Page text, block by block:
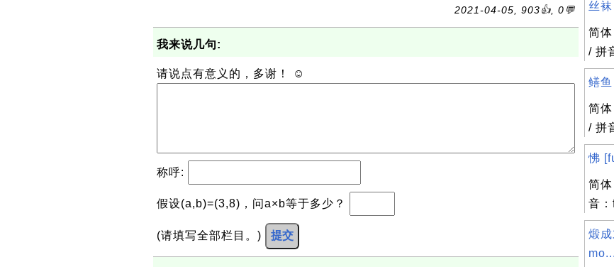
2021-04-05, 903👍, 0💬
我来说几句:
请说点有意义的，多谢！ ☺
称呼:
假设(a,b)=(3,8)，问a×b等于多少？
(请填写全部栏目。) 提交
丝
简
/ 拼
鳝
简
/ 拼
怫
简
音
煅
mo...